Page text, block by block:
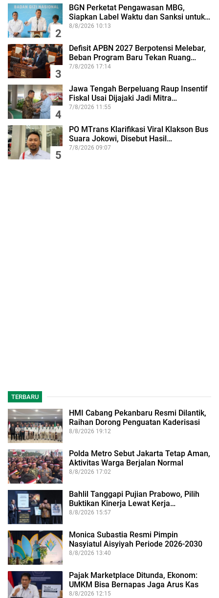
2
BGN Perketat Pengawasan MBG,
Siapkan Label Waktu dan Sanksi untuk…
8/8/2026 10:13
3
Defisit APBN 2027 Berpotensi Melebar,
Beban Program Baru Tekan Ruang…
7/8/2026 17:14
4
Jawa Tengah Berpeluang Raup Insentif
Fiskal Usai Dijajaki Jadi Mitra…
7/8/2026 11:55
5
PO MTrans Klarifikasi Viral Klakson Bus
Suara Jokowi, Disebut Hasil…
7/8/2026 09:07
TERBARU
HMI Cabang Pekanbaru Resmi Dilantik,
Raihan Dorong Penguatan Kaderisasi
8/8/2026 19:12
Polda Metro Sebut Jakarta Tetap Aman,
Aktivitas Warga Berjalan Normal
8/8/2026 17:02
Bahlil Tanggapi Pujian Prabowo, Pilih
Buktikan Kinerja Lewat Kerja…
8/8/2026 15:57
Monica Subastia Resmi Pimpin
Nasyiatul Aisyiyah Periode 2026-2030
8/8/2026 13:40
Pajak Marketplace Ditunda, Ekonom:
UMKM Bisa Bernapas Jaga Arus Kas
8/8/2026 12:15